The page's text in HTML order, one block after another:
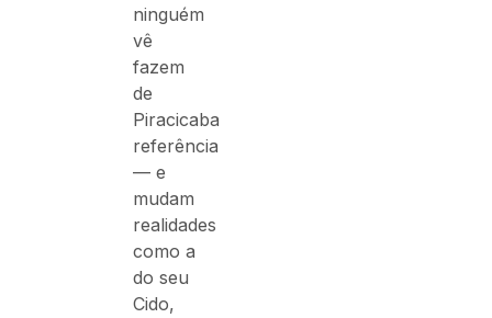
ninguém
vê
fazem
de
Piracicaba
referência
— e
mudam
realidades
como a
do seu
Cido,